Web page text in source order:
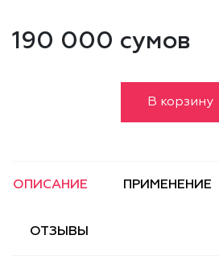
190 000 сумов
В корзину
ОПИСАНИЕ ПРИМЕНЕНИЕ
ОТЗЫВЫ